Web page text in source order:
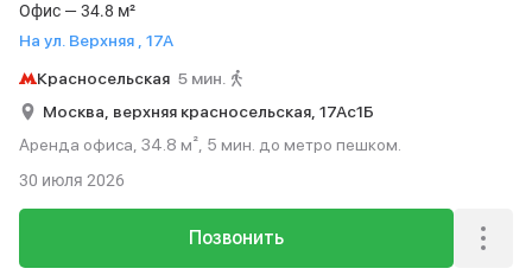
Офис — 34.8 м²
На ул. Верхняя , 17А
Красносельская 5 мин.
Москва, верхняя красносельская, 17Ас1Б
Аренда офиса, 34.8 м², 5 мин. до метро пешком.
Позвонить
30 июля 2026